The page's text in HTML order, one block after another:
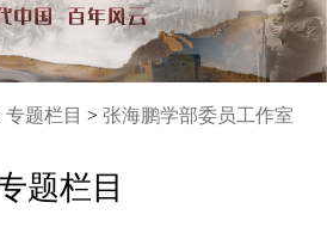
专题栏目 > 张海鹏学部委员工作室
题栏目